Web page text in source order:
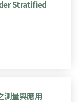
Stratified
測量與應用